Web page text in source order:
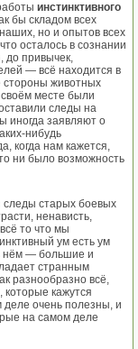
инстинктивного
бы складом всех
но и опытов всех
осталось в сознании
до привычек,
— всё находится в
стороны животных
месте были
следы на
иногда заявляют о
нибудь
когда нам кажется,
ни было возможность
следы старых боевых
ненависть,
то что мы
ум есть ум
нём — большие и
странным
разнообразно всё,
которые кажутся
очень полезны, и
на самом деле